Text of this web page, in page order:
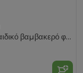
Φιλικό προς το περιβάλλον παιδικό βαμβακερό φούτερ με τσέπη καγκουρό